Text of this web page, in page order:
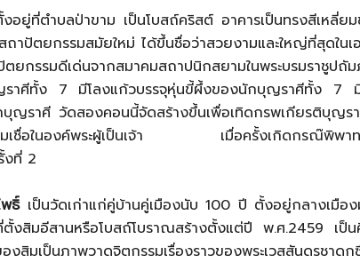
อยู่ที่ตำบลป่าขาม เป็นโบสถ์คริสต์ อาคารเป็นทรงสีเหลี่ย
ถาปัตยกรรมสมัยใหม่ ได้ขึ้นชื่อว่าสวยงามและใหญ่ที่สุดในเ
ตยกรรมดีเด่นจากสมาคมสถาปนิกสยามในพระบรมราชูปถั
ราศีทั้ง 7 มีโลงแก้วบรรจุหุ่นขี้ผึ้งของนักบุญราศีทั้ง 7
บุญราศี วัดสองคอนนี้จัดสร้างขึ้นเพื่อเทิดกรพเกียรติบุ
มเชื่อในองค์พระผู้เป็นเจ้า เมื่อครั้งเกิดกรณ๊พิพาทระ
งที่ 2
ธิ์เป็นวัดเก่าแก่คู่บ้านคู่เมืองนับ 100 ปี ตั้งอยู่กลางเมือ
ตั้งสิมอีสานหรือโบสถ์โบราณสร้างตั้งแต่ปี พ.ศ.2459 เป็
งสิมเป็นภาพวาดจิตกรรมเรื่องราวของพระเวสสันดรชาด